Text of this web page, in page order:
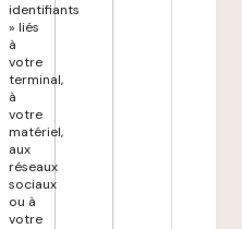
identifiants
» liés
à
votre
terminal,
à
votre
matériel,
aux
réseaux
sociaux
ou à
votre